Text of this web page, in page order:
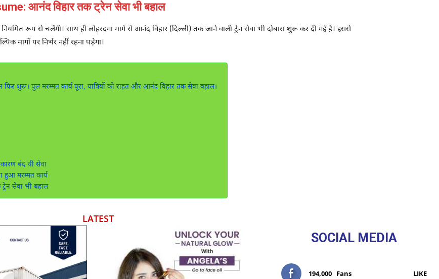
आनंद विहार तक ट्रेन सेवा भी बहाल
रूप से चलेंगी। साथ ही लोहरदगा मार्ग से आनंद विहार (दिल्ली) तक जाने वाली ट्रेन सेवा भी दोबारा शुरू कर दी गई है। इससे
मार्गों पर निर्भर नहीं रहना पड़ेगा।
फिर शुरू। पुल मरम्मत कार्य पूरा, यात्रियों को राहत और आनंद विहार तक सेवा बहाल।
बंद थी सेवा
हुआ मरम्मत कार्य
सेवा भी बहाल
LATEST
SOCIAL MEDIA
194,000 Fans LIKE